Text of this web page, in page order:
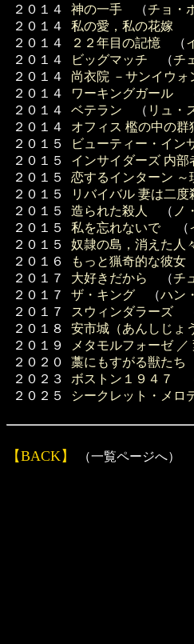
２０１４
２０１４
２０１４
２０１４
２０１４
２０１４
２０１４
２０１４
２０１５
２０１５
２０１５
２０１５
２０１５
２０１５
２０１５
２０１６
２０１７
２０１７
２０１７
２０１８
２０１９
２０２０
２０２３
２０２５
神の一手 （チョ・
私の愛，私の花嫁
２２年目の記憶 （
ビッグマッチ （チ
尚衣院 －サンイウォ
ワーキングガール
ベテラン （ リュ・
オフィス 檻の中の群
ビューティー・イン
インサイダーズ 内部
恋するインターン ～
リバイバル 妻は二度
造られた殺人
（ ノ
私を忘れないで
（
奴隷の島，消えた人
もっと猟奇的な彼女
大好きだから
（チ
ザ・キング （ハン
スウィンダラーズ
安市城（あんしじょ
メタモルフォーゼ ／
藁にもすがる獣たち
ボストン１９４７
シークレット・メロ
【BACK】 （一覧ページへ）